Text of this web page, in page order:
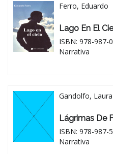
Ferro, Eduardo
Lago En El
ISBN: 978-987-
Narrativa
Gandolfo,
Lágrimas De
ISBN: 978-987-
Narrativa